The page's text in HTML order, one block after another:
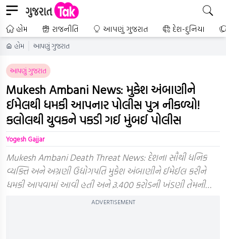
હોમ રાજનીતિ આપણું ગુજરાત દેશ-દુનિયા
હોમ આપણું ગુજરાત
આપણું ગુજરાત
Mukesh Ambani News: મુકેશ અંબાણીને
ઈમેલથી ધમકી આપનાર પોલીસ પુત્ર નીકળ્યો!
કલોલથી યુવકને પકડી ગઈ મુંબઈ પોલીસ
Yogesh Gajjar
Mukesh Ambani Death Threat News: દેશના સૌથી ધનિક
વ્યક્તિ અને અગ્રણી ઉદ્યોગપતિ મુકેશ અંબાણીને ઈમેઈલ કરીને
ધમકી આપવામાં આવી હતી અને રૂ.400 કરોડની ખંડણી તેમની…
ADVERTISEMENT